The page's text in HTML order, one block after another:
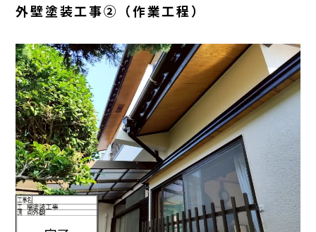
外壁塗装工事②（作業工程）